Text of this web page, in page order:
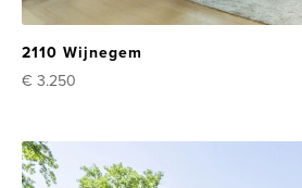
2110 Wijnegem
€ 3.250